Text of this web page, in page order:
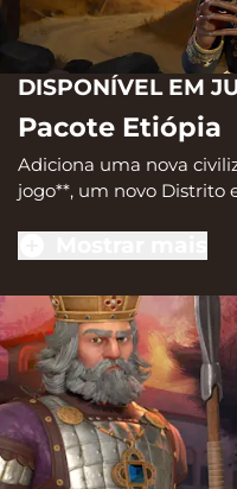
DISPONÍVEL EM
Pacote Etiópia
Adiciona uma nova
jogo**, um novo Distrito